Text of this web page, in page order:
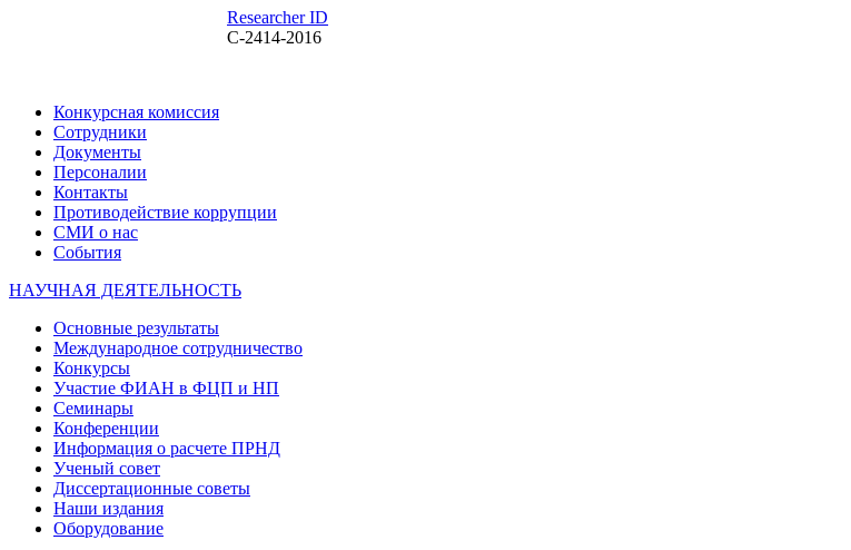
Researcher ID
C-2414-2016
Конкурсная комиссия
Сотрудники
Документы
Персоналии
Контакты
Противодействие коррупции
СМИ о нас
События
НАУЧНАЯ ДЕЯТЕЛЬНОСТЬ
Основные результаты
Международное сотрудничество
Конкурсы
Участие ФИАН в ФЦП и НП
Семинары
Конференции
Информация о расчете ПРНД
Ученый совет
Диссертационные советы
Наши издания
Оборудование